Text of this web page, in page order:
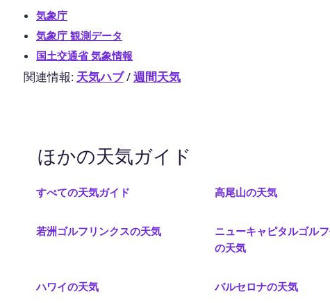
気象庁
気象庁 観測データ
国土交通省 気象情報
関連情報: 天気ハブ/週間天気
ほかの天気ガイド
すべての天気ガイド 高尾山の天気
若洲ゴルフリンクスの天気
ニューキャピタルゴル
の天気
ハワイの天気 バルセロナの天気